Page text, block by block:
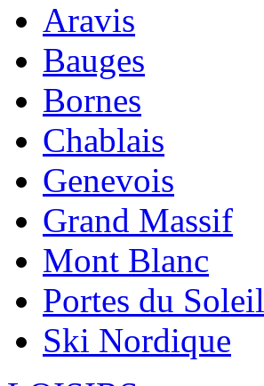
Aravis
Bauges
Bornes
Chablais
Genevois
Grand Massif
Mont Blanc
Portes du Soleil
Ski Nordique